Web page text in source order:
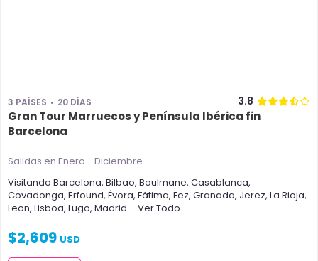
3 PAÍSES 20 DÍAS 3.8
Gran Tour Marruecos y Península Ibérica fin
Barcelona
Salidas en Enero - Diciembre
Visitando Barcelona, Bilbao, Boulmane, Casablanca,
Covadonga, Erfound, Évora, Fátima, Fez, Granada, Jerez, La Rioja,
Leon, Lisboa, Lugo, Madrid ... Ver Todo
$2,609 USD